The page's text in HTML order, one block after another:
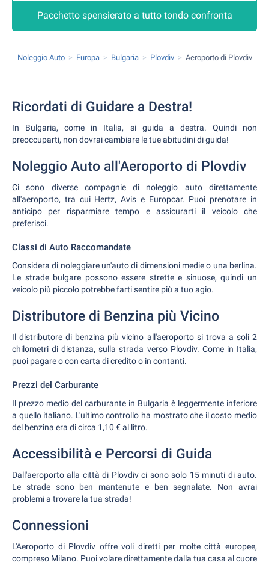
Pacchetto spensierato a tutto tondo confronta
Noleggio Auto Europa Bulgaria Plovdiv Aeroporto di Plovdiv
Ricordati di Guidare a Destra!
In Bulgaria, come in Italia, si guida a destra. Quindi non
preoccuparti, non dovrai cambiare le tue abitudini di guida!
Noleggio Auto all'Aeroporto di Plovdiv
Ci sono diverse compagnie di noleggio auto direttamente
all'aeroporto, tra cui Hertz, Avis e Europcar. Puoi prenotare in
anticipo per risparmiare tempo e assicurarti il veicolo che
preferisci.
Classi di Auto Raccomandate
Considera di noleggiare un'auto di dimensioni medie o una berlina.
Le strade bulgare possono essere strette e sinuose, quindi un
veicolo più piccolo potrebbe farti sentire più a tuo agio.
Distributore di Benzina più Vicino
Il distributore di benzina più vicino all'aeroporto si trova a soli 2
chilometri di distanza, sulla strada verso Plovdiv. Come in Italia,
puoi pagare o con carta di credito o in contanti.
Prezzi del Carburante
Il prezzo medio del carburante in Bulgaria è leggermente inferiore
a quello italiano. L'ultimo controllo ha mostrato che il costo medio
del benzina era di circa 1,10 € al litro.
Accessibilità e Percorsi di Guida
Dall'aeroporto alla città di Plovdiv ci sono solo 15 minuti di auto.
Le strade sono ben mantenute e ben segnalate. Non avrai
problemi a trovare la tua strada!
Connessioni
L'Aeroporto di Plovdiv offre voli diretti per molte città europee,
compreso Milano. Puoi volare direttamente dalla tua casa al cuore